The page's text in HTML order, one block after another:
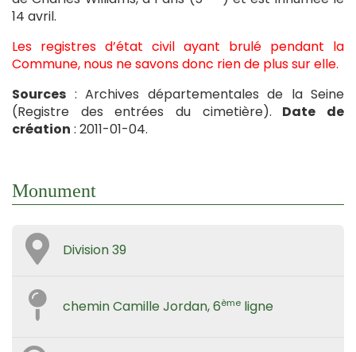
14 avril.
Les registres d’état civil ayant brulé pendant la
Commune, nous ne savons donc rien de plus sur elle.
Sources : Archives départementales de la Seine
(Registre des entrées du cimetière). Date de
création : 2011-01-04.
Monument
Division 39
chemin Camille Jordan, 6ème ligne